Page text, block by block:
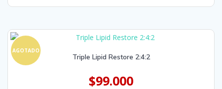
AGOTADO
Triple Lipid Restore 2:4:2
$99.000